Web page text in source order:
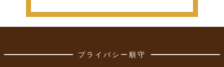
プライバシー順守